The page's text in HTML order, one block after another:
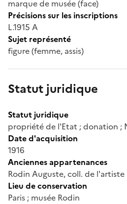
marque de musée (face)
Précisions sur les inscriptions
L.1915 A
Sujet représenté
figure (femme, assis)
Statut juridique
Statut juridique
propriété de l'Etat ; donation ;
Date d'acquisition
1916
Anciennes appartenances
Rodin Auguste, coll. de l'artiste
Lieu de conservation
Paris ; musée Rodin